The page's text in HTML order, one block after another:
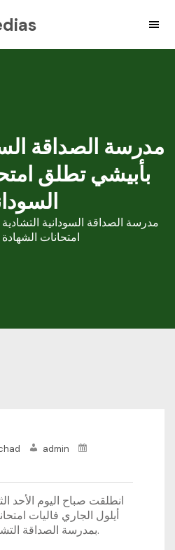
مدرسة الصداقة
بأبيشي تطلق
مدرسة الصداقة السودانية
امتحانات الشهادة
admin
انطلقت صباح اليوم الأحد
أيلول الجاري فاليات
بمدرسة الصداقة التشادية السودانية بأبيشي.